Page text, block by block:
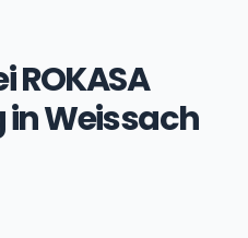
ROKASA
Weissach